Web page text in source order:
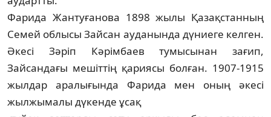
Фарида Жантуғанова 1898 жылы Қазақ­станның
Семей облысы Зайсан ауданында дүниеге келген.
Әкесі Зәріп Кәрімбаев тумы­сынан зағип,
Зайсандағы мешіттің қариясы бол­ған. 1907-1915
жылдар аралығында Фари­да мен оның әкесі
жылжымалы дүкенде ұсақ­